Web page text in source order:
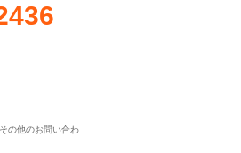
の他のお問い合わ